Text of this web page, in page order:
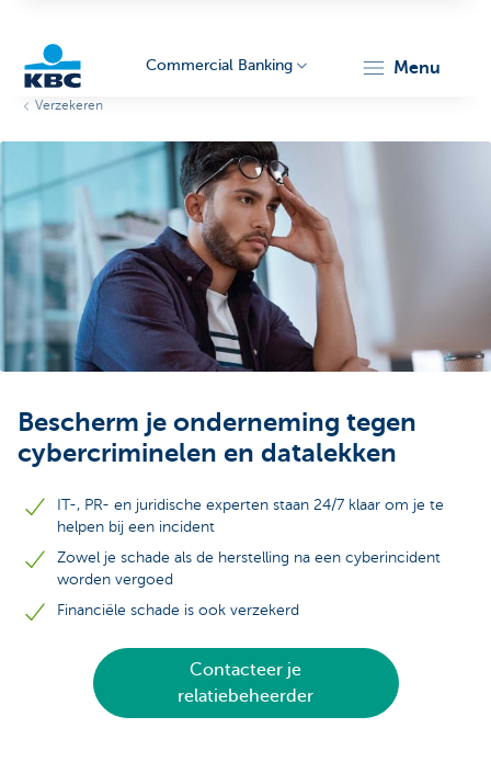
Corporate
Commercial Banking menu
Verzekeren
Bescherm je onderneming tegen
cybercriminelen en datalekken
IT-, PR- en juridische experten staan 24/7 klaar om je te
helpen bij een incident
Zowel je schade als de herstelling na een cyberincident
worden vergoed
Financiële schade is ook verzekerd
Contacteer je
relatiebeheerder